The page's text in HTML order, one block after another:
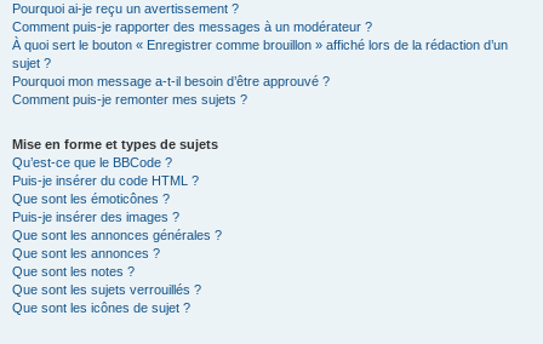
Pourquoi ai-je reçu un avertissement ?
Comment puis-je rapporter des messages à un modérateur ?
À quoi sert le bouton « Enregistrer comme brouillon » affiché lors de la rédaction d’un
sujet ?
Pourquoi mon message a-t-il besoin d’être approuvé ?
Comment puis-je remonter mes sujets ?
Mise en forme et types de sujets
Qu’est-ce que le BBCode ?
Puis-je insérer du code HTML ?
Que sont les émoticônes ?
Puis-je insérer des images ?
Que sont les annonces générales ?
Que sont les annonces ?
Que sont les notes ?
Que sont les sujets verrouillés ?
Que sont les icônes de sujet ?